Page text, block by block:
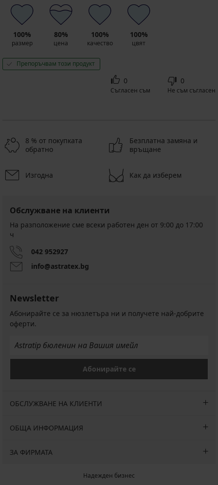
100%
размер
80%
цена
100%
качество
100%
цвят
Препоръчвам този продукт
0
Съгласен съм
0
Не съм съгласен
8 % от покупката
обратно
Безплатна замяна и
връщане
Изгодна Как да изберем
Обслужване на клиенти
На разположение сме всеки работен ден от 9:00 до 17:00
ч
042 952927
info@astratex.bg
Newsletter
Абонирайте се за нюзлетъра ни и получете най-добрите
оферти.
Абонирайте се
ОБСЛУЖВАНЕ НА КЛИЕНТИ
ОБЩА ИНФОРМАЦИЯ
ЗА ФИРМАТА
Надежден бизнес